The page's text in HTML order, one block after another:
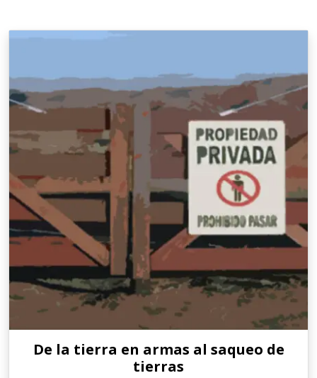
De la tierra en armas al saqueo de
tierras